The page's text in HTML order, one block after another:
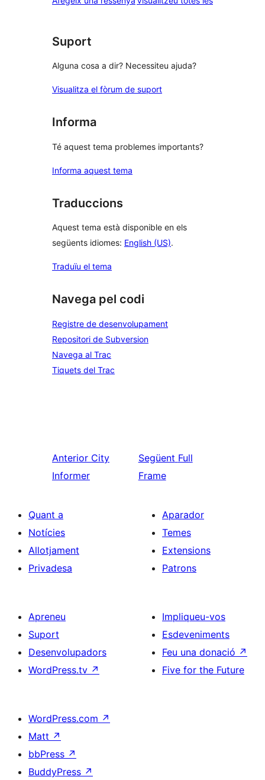
Suport
Alguna cosa a dir? Necessiteu ajuda?
Visualitza el fòrum de suport
Informa
Té aquest tema problemes importants?
Informa aquest tema
Traduccions
Aquest tema està disponible en els
següents idiomes: English (US).
Traduïu el tema
Navega pel codi
Registre de desenvolupament
Repositori de Subversion
Navega al Trac
Tiquets del Trac
Anterior City
Informer
Següent Full
Frame
Quant a
Notícies
Allotjament
Privadesa
Aparador
Temes
Extensions
Patrons
Apreneu
Suport
Desenvolupadors
WordPress.tv ↗
Impliqueu-vos
Esdeveniments
Feu una donació ↗
Five for the Future
WordPress.com ↗
Matt ↗
bbPress ↗
BuddyPress ↗